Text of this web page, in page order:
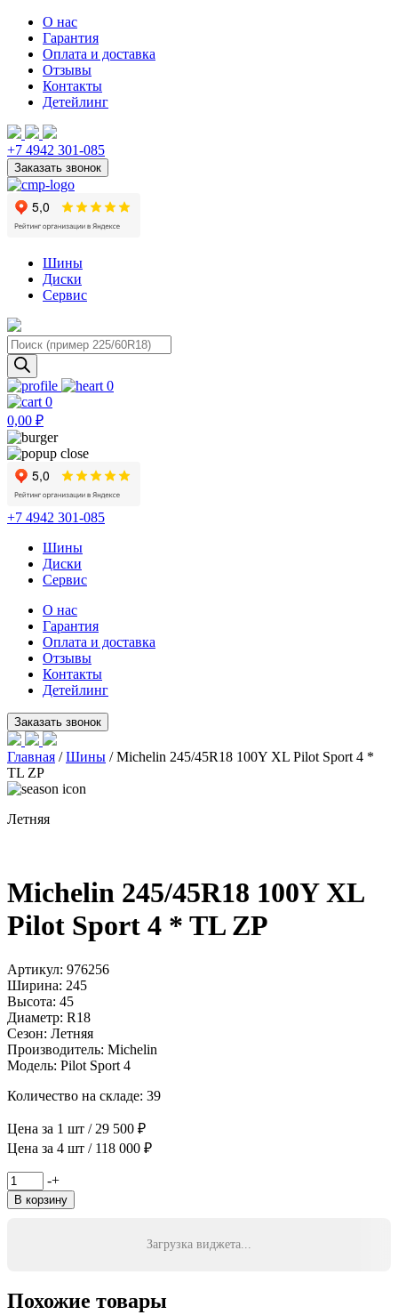
О нас
Гарантия
Оплата и доставка
Отзывы
Контакты
Детейлинг
+7 4942 301-085
Шины
Диски
Сервис
Поиск
товаров
0
0
0,00 ₽
+7 4942 301-085
Шины
Диски
Сервис
О нас
Гарантия
Оплата и доставка
Отзывы
Контакты
Детейлинг
Главная /Шины / Michelin 245/45R18 100Y XL Pilot Sport 4 *
TL ZP
Летняя
Michelin 245/45R18 100Y XL
Pilot Sport 4 * TL ZP
Артикул: 976256
Ширина: 245
Высота: 45
Диаметр: R18
Сезон: Летняя
Производитель: Michelin
Модель: Pilot Sport 4
Количество на складе: 39
Цена за 1 шт / 29 500 ₽
Цена за 4 шт / 118 000 ₽
Количество
товара
Michelin
Sport
4
-+
В корзину
Загрузка виджета...
Похожие товары